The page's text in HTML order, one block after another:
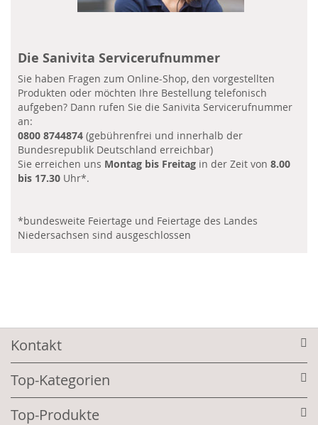
Die Sanivita Servicerufnummer
Sie haben Fragen zum Online-Shop, den vorgestellten
Produkten oder möchten Ihre Bestellung telefonisch
aufgeben? Dann rufen Sie die Sanivita Servicerufnummer
an:
0800 8744874 (gebührenfrei und innerhalb der
Bundesrepublik Deutschland erreichbar)
Sie erreichen uns Montag bis Freitag in der Zeit von 8.00
bis 17.30 Uhr*.
*bundesweite Feiertage und Feiertage des Landes
Niedersachsen sind ausgeschlossen
Kontakt
Top-Kategorien
Top-Produkte